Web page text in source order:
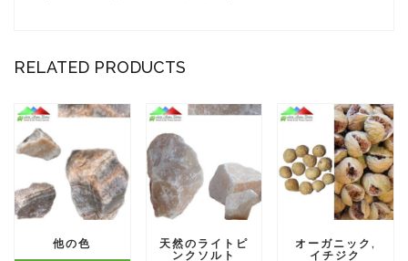
RELATED PRODUCTS
他の色
天然のライトピ
ンクソルト
オーガニック,
イチジク